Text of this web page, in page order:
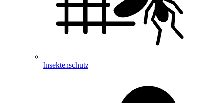
Insektenschutz